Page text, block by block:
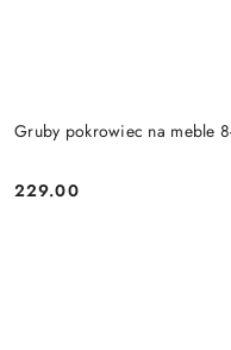
Gruby pokrowiec na meble
Cena:
229.00